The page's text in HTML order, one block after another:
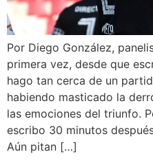
Por Diego González,
primera vez, desde que
hago tan cerca de un
habiendo masticado la
las emociones del triunfo.
escribo 30 minutos
Aún pitan […]